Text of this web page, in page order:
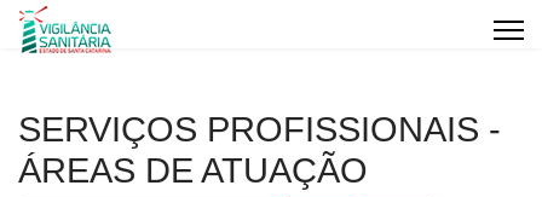
SERVIÇOS PROFISSIONAIS -
ÁREAS DE ATUAÇÃO